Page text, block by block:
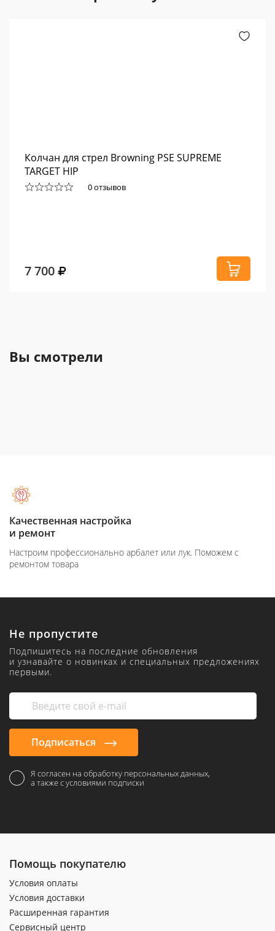
Колчан для стрел Browning PSE SUPREME
TARGET HIP
0 отзывов
7 700
Вы смотрели
Качественная настройка
и ремонт
Настроим профессионально арбалет или лук. Поможем с
ремонтом товара
Не пропустите
Подпишитесь на последние обновления
и узнавайте о новинках и специальных предложениях
первыми.
Подписаться
Я согласен на обработку персональных данных,
а также с условиями подписки
Помощь покупателю
Условия оплаты
Условия доставки
Расширенная гарантия
Сервисный центр